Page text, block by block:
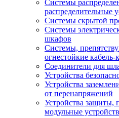
Системы
распределительные
Системы скрытой
Системы
шкафов
Системы,
огнестойкие кабель-
Соединители для
Устройства
Устройства
от перенапряжений
Устройства защиты,
модульные